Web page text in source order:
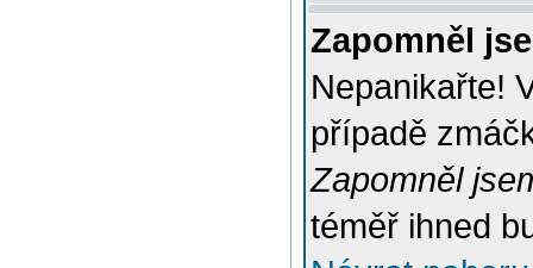
Zapomněl
Nepanikařte!
případě
Zapomněl
téměř ihned